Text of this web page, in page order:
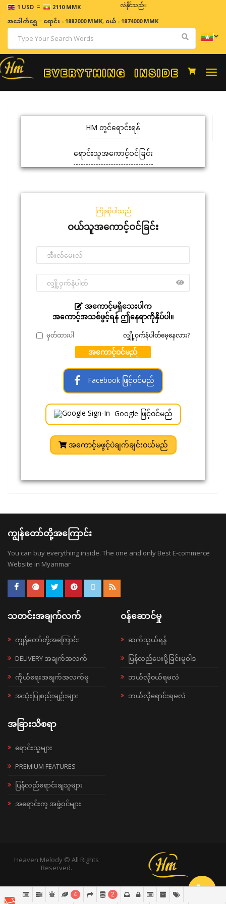
1 USD = 2110 MMK
ဈေးနှုန်းများသည် အချိန်နှင့် အမျှပြောင်းလဲနိုင်သည်။
အခေါက်ရွှေ=ရောင်း - 1882000 MMK, ဝယ် - 1874000 MMK
HM တွင်ရောင်းရန်
ရောင်းသူအကောင့်ဝင်ခြင်း
ကြိုဆိုပါသည်
ဝယ်သူအကောင့်ဝင်ခြင်း
အကောင့်မရှိသေးပါက
အကောင့်အသစ်ဖွင့်ရန် ဤနေရာကိုနှိပ်ပါ။
မှတ်ထားပါ လျှို့ဝှက်နံပါတ်မေ့နေလား?
အကောင့်ဝင်မည်
Facebook ဖြင့်ဝင်မည်
Google ဖြင့်ဝင်မည်
အကောင့်မဖွင့်ပဲချက်ချင်းဝယ်မည်
ကျွန်တော်တို့အကြောင်း
You can buy everything inside. The one and only Best E-commerce
Website in Myanmar
သတင်းအချက်လက်
ကျွန်တော်တို့အကြောင်း
DELIVERY အချက်အလက်
ကိုယ်ရေးအချက်အလက်မူ
အသုံးပြုစည်းမျဉ်းများ
ဝန်ဆောင်မှု
ဆက်သွယ်ရန်
ပြန်လည်ပေးပို့ခြင်းမူဝါဒ
ဘယ်လို၀ယ်ရမလဲ
ဘယ်လိုရောင်းရမလဲ
အခြားသိစရာ
ရောင်းသူများ
PREMIUM FEATURES
ပြန်လည်ရောင်းချသူများ
အရောင်းကူ အဖွဲ့ဝင်များ
Heaven Melody © All Rights
Reserved.
4 2